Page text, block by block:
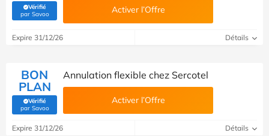
Vérifié
par Savoo(Vérifié par Savoo) Activer l’Offre
Expire 31/12/26 Détails
BON
PLAN
Vérifié
par Savoo(Vérifié par Savoo)
Annulation flexible chez Sercotel
Activer l’Offre
Expire 31/12/26 Détails